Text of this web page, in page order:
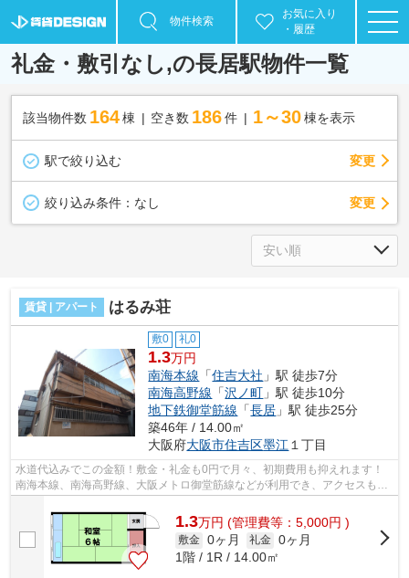
物件検索
お気に入り
・履歴
礼金・敷引なし,の長居駅物件一覧
該当物件数 164棟 空き数 186 件 1～30 棟を表示
駅で絞り込む 変更
絞り込み条件： なし 変更
賃貸 | アパート はるみ荘
敷0 礼0
1.3万円
南海本線 「住吉大社 」駅 徒歩7分
南海高野線 「沢ノ町 」駅 徒歩10分
地下鉄御堂筋線 「長居 」駅 徒歩25分
築46年 / 14.00㎡
大阪府大阪市住吉区墨江 １丁目
水道代込みでこの金額！敷金・礼金も0円で月々、初期費用も抑えれます！
南海本線、南海高野線、大阪メトロ御堂筋線などが利用でき、アクセスも便
利です！ ■□■□■□■□■□■□■□■□■□■□■□■□...
1.3万円 (管理費等：5,000円 )
敷金 0ヶ月 礼金 0ヶ月
1階 / 1R / 14.00㎡